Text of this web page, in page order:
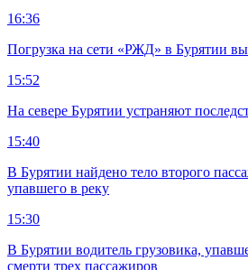
16:36
Погрузка на сети «РЖД» в Бурятии
15:52
На севере Бурятии устраняют
15:40
В Бурятии найдено тело второго
упавшего в реку
15:30
В Бурятии водитель грузовика,
смерти трех пассажиров